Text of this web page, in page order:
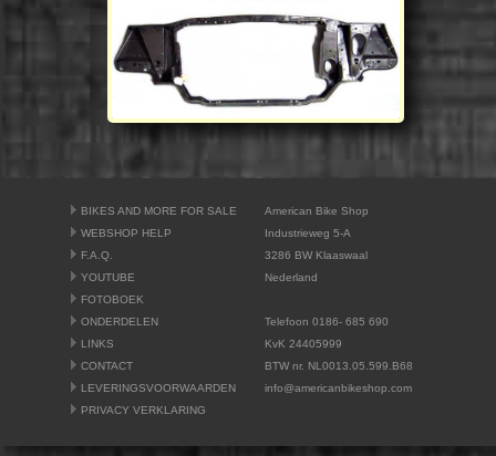
BIKES AND MORE FOR SALE
WEBSHOP HELP
F.A.Q.
YOUTUBE
FOTOBOEK
ONDERDELEN
LINKS
CONTACT
LEVERINGSVOORWAARDEN
PRIVACY VERKLARING
American Bike Shop
Industrieweg 5-A
3286 BW Klaaswaal
Nederland
Telefoon 0186- 685 690
KvK 24405999
BTW nr. NL0013.05.599.B68
info@americanbikeshop.com